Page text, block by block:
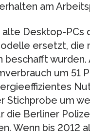
am
Desktop-PCs
ersetzt, die
wurden.
um 51
Stichprobe um
die Berliner
Wenn bis 2012